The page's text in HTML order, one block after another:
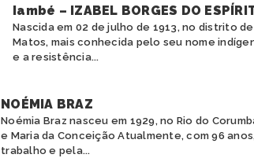
Iambé – IZABEL BORGES DO
Nascida em 02 de julho de 1913, no distrito
Matos, mais conhecida pelo seu nome
e a resistência...
NOÉMIA BRAZ
Noémia Braz nasceu em 1929, no Rio do
e Maria da Conceição Atualmente, com 96
trabalho e pela...